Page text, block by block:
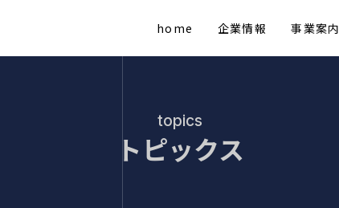
home 企業情報 事業案内
topics
トピックス